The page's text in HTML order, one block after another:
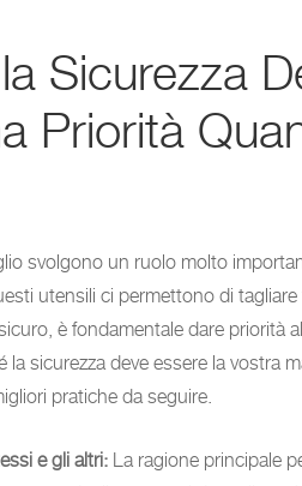
Sicurezza
Priorità
svolgono un ruolo molto
utensili ci permettono di
è fondamentale dare priorità
la sicurezza deve essere la vostra
pratiche da seguire.
e gli altri: La ragione principale